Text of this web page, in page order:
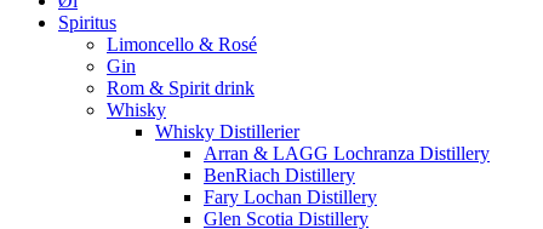
Spiritus
Limoncello & Rosé
Gin
Rom & Spirit drink
Whisky
Whisky Distillerier
Arran & LAGG Lochranza Distillery
BenRiach Distillery
Fary Lochan Distillery
Glen Scotia Distillery